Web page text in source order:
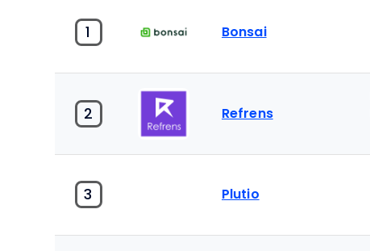
1 Bonsai
2 Refrens
3 Plutio